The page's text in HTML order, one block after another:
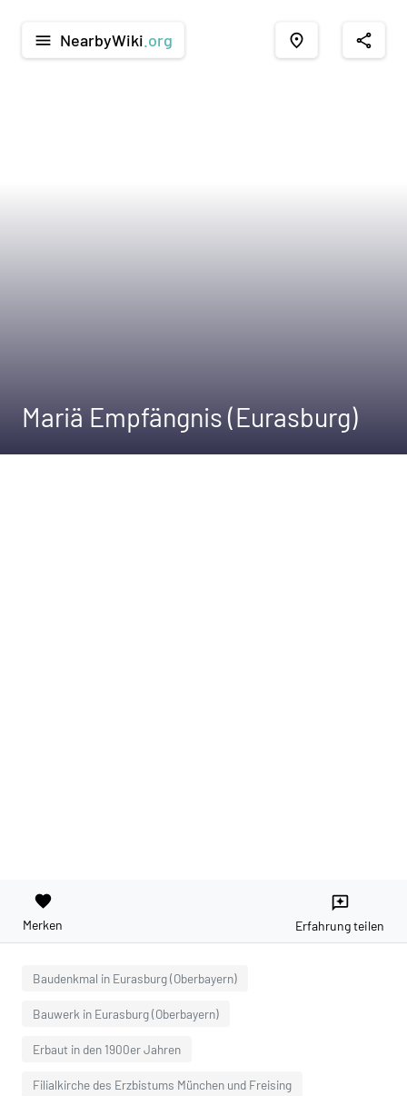
menu NearbyWiki .org place share
Mariä Empfängnis (Eurasburg)
favorite
Merken
reviews
Erfahrung teilen
Baudenkmal in Eurasburg (Oberbayern)
Bauwerk in Eurasburg (Oberbayern)
Erbaut in den 1900er Jahren
Filialkirche des Erzbistums München und Freising